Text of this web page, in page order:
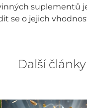
suplementů
se o jejich
Další články